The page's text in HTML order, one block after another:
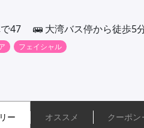
で47 大湾バス停から徒歩5
フェイシャル
ー オススメ クーポン･